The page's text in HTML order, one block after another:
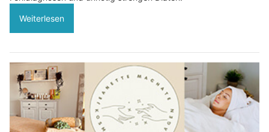
Weiterlesen